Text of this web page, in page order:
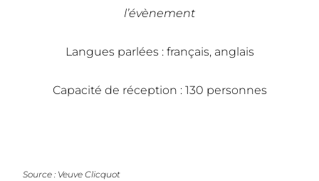
l’évènement
Langues parlées : français, anglais
Capacité de réception : 130 personnes
Source : Veuve Clicquot